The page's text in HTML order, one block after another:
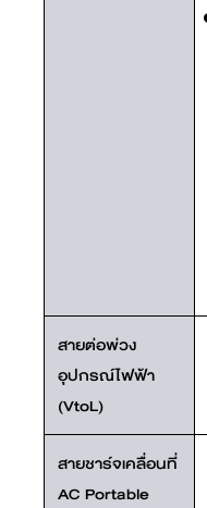
สายต่อพ่วง
อุปกรณ์ไฟฟ้า
(VtoL)
สายชาร์จเคลื่อนที่
AC Portable